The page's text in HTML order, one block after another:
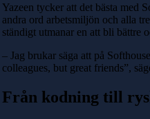
Yazeen tycker att det bästa med
andra ord arbetsmiljön och alla
ständigt utmanar en att bli bättre
– Jag brukar säga att på
colleagues, but great friends”,
Från kodning till